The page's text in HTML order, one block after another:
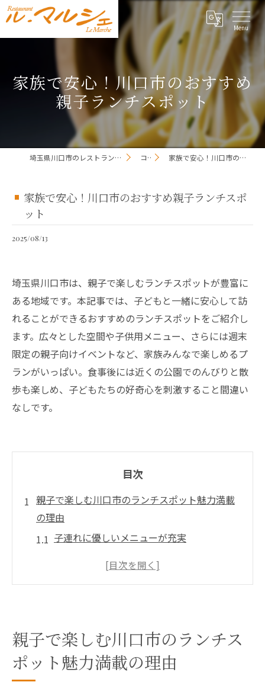
家族で安心！川口市のおすすめ
親子ランチスポット
埼玉県川口市のレストランならレストラン ル・マルシェ コラム 家族で安心！川口市のおすすめ親子ランチスポット
家族で安心！川口市のおすすめ親子ランチスポ
ット
2025/08/13
埼玉県川口市は、親子で楽しむランチスポットが豊富に
ある地域です。本記事では、子どもと一緒に安心して訪
れることができるおすすめのランチスポットをご紹介し
ます。広々とした空間や子供用メニュー、さらには週末
限定の親子向けイベントなど、家族みんなで楽しめるプ
ランがいっぱい。食事後には近くの公園でのんびりと散
歩も楽しめ、子どもたちの好奇心を刺激すること間違い
なしです。
目次
親子で楽しむ川口市のランチスポット魅力満載
の理由
子連れに優しいメニューが充実
広々とした空間で安心のランチタイム
親子ランチスポット選びのポイント
ランチタイムをより楽しく川口市の親子向けお
親子で楽しむ川口市のランチス
ポット魅力満載の理由